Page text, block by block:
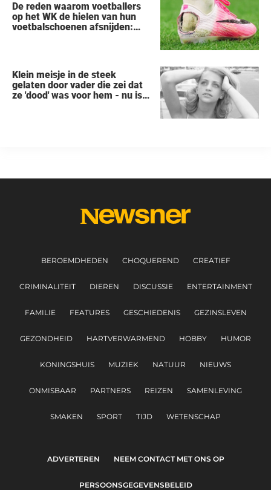
De reden waarom voetballers
op het WK de hielen van hun
voetbalschoenen afsnijden:
Klein meisje in de steek
gelaten door vader die zei dat
ze 'dood' was voor hem - nu is
BEROEMDHEDEN CHOQUEREND CREATIEF
CRIMINALITEIT DIEREN DISCUSSIE ENTERTAINMENT
FAMILIE FEATURES GESCHIEDENIS GEZINSLEVEN
GEZONDHEID HARTVERWARMEND HOBBY HUMOR
KONINGSHUIS MUZIEK NATUUR NIEUWS
ONMISBAAR PARTNERS REIZEN SAMENLEVING
SMAKEN SPORT TIJD WETENSCHAP
ADVERTEREN NEEM CONTACT MET ONS OP
PERSOONSGEGEVENSBELEID